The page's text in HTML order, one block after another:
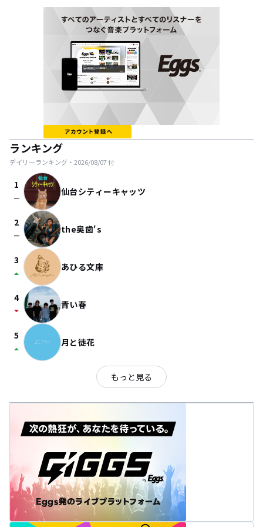
ランキング
デイリーランキング・ 2026/08/07付
1
check_indeterminate_small 仙台シティーキャッツ
2
check_indeterminate_small the奥歯's
3
arrow_drop_up あひる文庫
4
arrow_drop_down 青い春
5
arrow_drop_up 月と徒花
もっと見る